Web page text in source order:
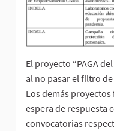
El proyecto “PAGA
al no pasar el filtro
Los demás
espera de respuesta
convocatorias